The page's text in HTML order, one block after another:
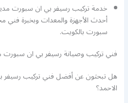
خدمة تركيب رسيفر بي ان سبورت
أحدث الأجهزة والمعدات وبخبرة
سبورت بالكويت.
فني تركيب وصيانة رسيفر بي ان سبورت
هل تبحثون عن أفضل فني تركيب رسيفر
الاحمد؟